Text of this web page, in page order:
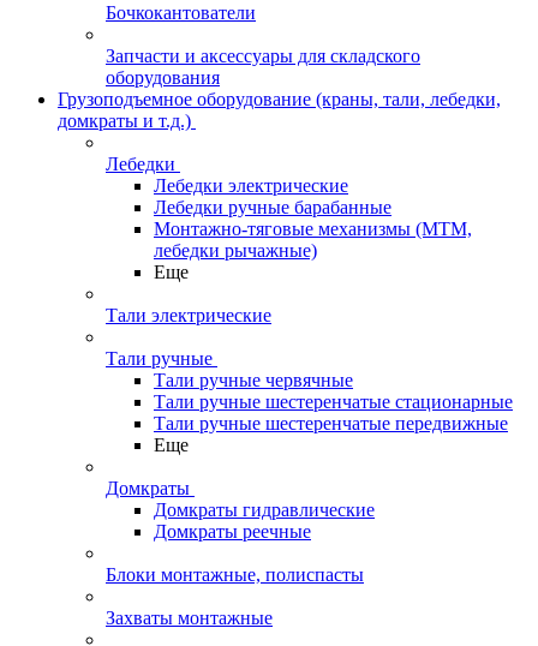
Бочкокантователи
Запчасти и аксессуары для складского
оборудования
Грузоподъемное оборудование (краны, тали, лебедки,
домкраты и т.д.)
Лебедки
Лебедки электрические
Лебедки ручные барабанные
Монтажно-тяговые механизмы (МТМ,
лебедки рычажные)
Еще
Тали электрические
Тали ручные
Тали ручные червячные
Тали ручные шестеренчатые стационарные
Тали ручные шестеренчатые передвижные
Еще
Домкраты
Домкраты гидравлические
Домкраты реечные
Блоки монтажные, полиспасты
Захваты монтажные